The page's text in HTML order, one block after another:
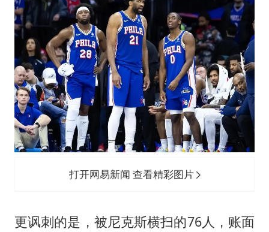
打开网易新闻 查看精彩图片
更讽刺的是，被尼克斯横扫的76人，账面